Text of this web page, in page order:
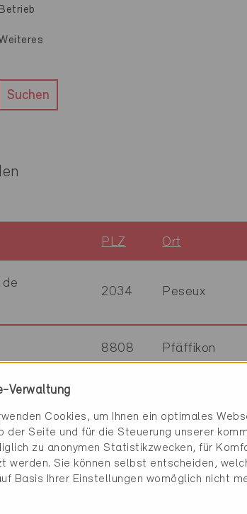
Betrieb
Suchen
PLZ Ort
2034 Peseux
8808 Pfäffikon
SA 1228 Plan-les-
Verwaltung
Cookies, um Ihnen ein optimales
der Seite und für die Steuerung unserer
zu anonymen Statistikzwecken, für
werden. Sie können selbst entscheiden,
Basis Ihrer Einstellungen womöglich nicht